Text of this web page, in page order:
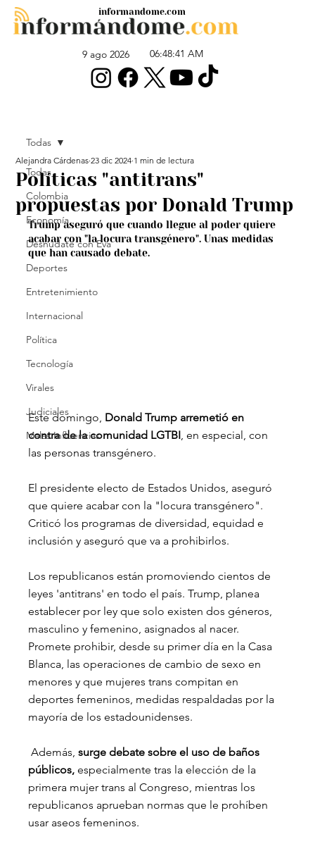
9 ago 2026 06:48:41 AM
informandome.com
Todas
Colombia
Economía
Desnúdate con Eva
Deportes
Entretenimiento
Internacional
Política
Tecnología
Virales
Judiciales
Malas Influencias
Todas
Políticas "antitrans"
propuestas por Donald Trump
Alejandra Cárdenas 23 dic 2024 1 min de lectura
Trump aseguró que cuando llegue al poder quiere
acabar con "la locura transgénero". Unas medidas
que han causado debate.
Este domingo, Donald Trump arremetió en
contra de la comunidad LGTBI , en especial, con
las personas transgénero.
El presidente electo de Estados Unidos, aseguró
que quiere acabar con la "locura transgénero".
Criticó los programas de diversidad, equidad e
inclusión y aseguró que va a prohibirlos.
Los republicanos están promoviendo cientos de
leyes 'antitrans' en todo el país. Trump, planea
establecer por ley que solo existen dos géneros,
masculino y femenino, asignados al nacer.
Promete prohibir, desde su primer día en la Casa
Blanca, las operaciones de cambio de sexo en
menores y que mujeres trans compitan en
deportes femeninos, medidas respaldadas por la
mayoría de los estadounidenses.
Además, surge debate sobre el uso de baños
públicos, especialmente tras la elección de la
primera mujer trans al Congreso, mientras los
republicanos aprueban normas que le prohíben
usar aseos femeninos.